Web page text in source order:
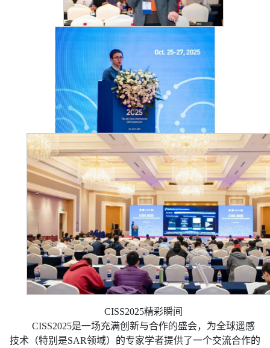
CISS2025精彩瞬间
CISS2025是一场充满创新与合作的盛会，为全球遥感
技术（特别是SAR领域）的专家学者提供了一个交流合作的